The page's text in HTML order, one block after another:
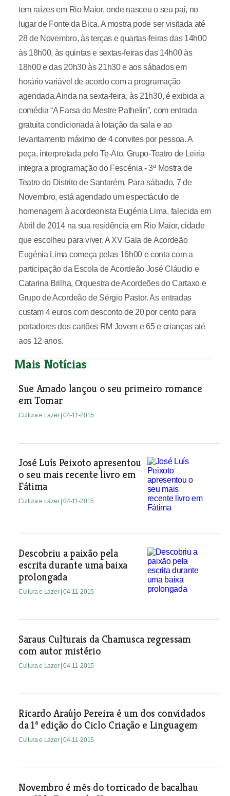
tem raízes em Rio Maior, onde nasceu o seu pai, no
lugar de Fonte da Bica. A mostra pode ser visitada até
28 de Novembro, às terças e quartas-feiras das 14h00
às 18h00, às quintas e sextas-feiras das 14h00 às
18h00 e das 20h30 às 21h30 e aos sábados em
horário variável de acordo com a programação
agendada.Ainda na sexta-feira, às 21h30, é exibida a
comédia “A Farsa do Mestre Pathelin”, com entrada
gratuita condicionada à lotação da sala e ao
levantamento máximo de 4 convites por pessoa. A
peça, interpretada pelo Te-Ato, Grupo-Teatro de Leiria
integra a programação do Fescénia - 3ª Mostra de
Teatro do Distrito de Santarém. Para sábado, 7 de
Novembro, está agendado um espectáculo de
homenagem à acordeonista Eugénia Lima, falecida em
Abril de 2014 na sua residência em Rio Maior, cidade
que escolheu para viver. A XV Gala de Acordeão
Eugénia Lima começa pelas 16h00 e conta com a
participação da Escola de Acordeão José Cláudio e
Catarina Brilha, Orquestra de Acordeões do Cartaxo e
Grupo de Acordeão de Sérgio Pastor. As entradas
custam 4 euros com desconto de 20 por cento para
portadores dos cartões RM Jovem e 65 e crianças até
aos 12 anos.
Mais Notícias
Sue Amado lançou o seu primeiro romance
em Tomar
Cultura e Lazer | 04-11-2015
José Luís Peixoto apresentou
o seu mais recente livro em
Fátima
Cultura e Lazer | 04-11-2015
Descobriu a paixão pela
escrita durante uma baixa
prolongada
Cultura e Lazer | 04-11-2015
Saraus Culturais da Chamusca regressam
com autor mistério
Cultura e Lazer | 04-11-2015
Ricardo Araújo Pereira é um dos convidados
da 1ª edição do Ciclo Criação e Linguagem
Cultura e Lazer | 04-11-2015
Novembro é mês do torricado de bacalhau